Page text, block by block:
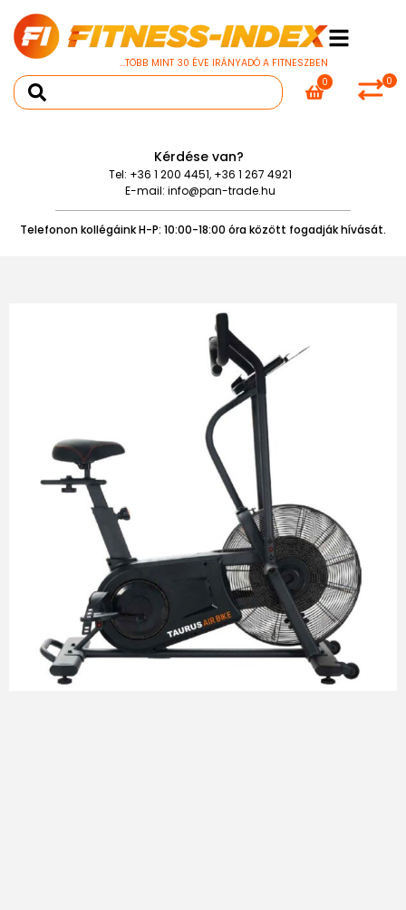
...TÖBB MINT 30 ÉVE IRÁNYADÓ A FITNESZBEN
0
0
Kérdése van?
Tel: +36 1 200 4451, +36 1 267 4921
E-mail: info@pan-trade.hu
Telefonon kollégáink H-P: 10:00-18:00 óra között fogadják hívását.